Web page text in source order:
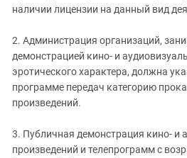
наличии лицензии на данный вид
2. Администрация организаций,
демонстрацией кино- и
эротического характера, должна
программе передач категорию
произведений.
3. Публичная демонстрация кино- и
произведений и телепрограмм с